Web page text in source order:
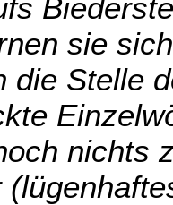
sie
die Stelle
nichts